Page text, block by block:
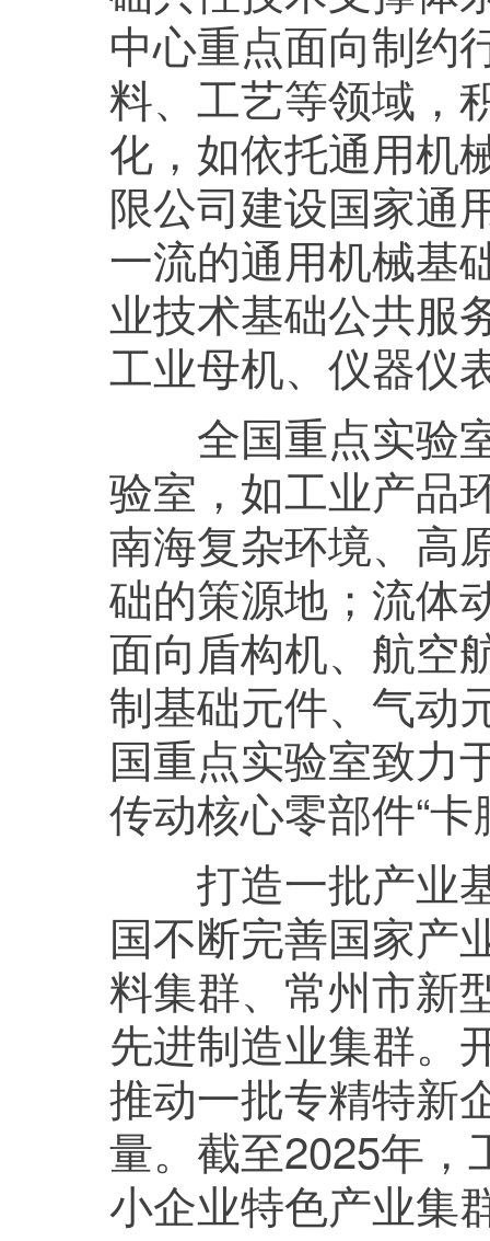
中心重点面向制约
料、工艺等领域，
化，如依托通用机
限公司建设国家通
一流的通用机械基
业技术基础公共服
工业母机、仪器仪
全国重点实验室
验室，如工业产品
南海复杂环境、高
础的策源地；流体
面向盾构机、航空
制基础元件、气动
国重点实验室致力
传动核心零部件“卡
打造一批产业基
国不断完善国家产
料集群、常州市新
先进制造业集群。
推动一批专精特新
量。截至2025年，
小企业特色产业集